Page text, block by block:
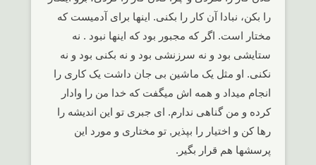
را بکن، نبادا آن کار را بکنی. اینها برای آدمیست که
مختار است. اگر که مجبور بود که اینها نبود . نه
ستایشی بود و نه سرزنشی بود و نه بکنی بود و نه
نکنی. او مثل یک ماشین بی جان داشت یک کاری را
انجام میداد و همه اش میگفت که خدا من را وادار
کرده و من گناهی ندارم. ای جبری تو این اندیشه را
رها کن و اختیار را بپذیر, تو مختاری و مورد این
پرسشها هم قرار بگیر.